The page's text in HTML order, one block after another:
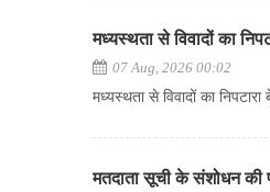
मध्यस्थता से विवादों का
07 Aug, 2026 00:02
मध्यस्थता से विवादों का
मतदाता सूची के संशोधन की